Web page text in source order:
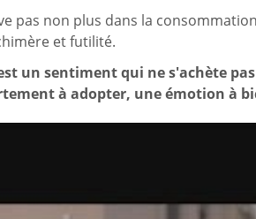
pas non plus dans la
et futilité.
un sentiment qui ne s'achète
à adopter, une émotion à